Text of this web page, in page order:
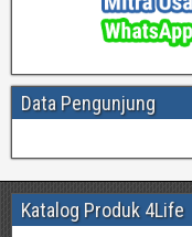
Data Pengunjung
Katalog Produk 4Life